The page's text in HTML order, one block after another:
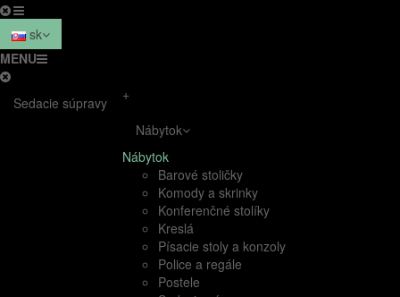
sk
MENU
Sedacie súpravy
+
Nábytok
Nábytok
Barové stoličky
Komody a skrinky
Konferenčné stolíky
Kreslá
Písacie stoly a konzoly
Police a regále
Postele